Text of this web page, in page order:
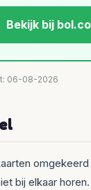
Bekijk bij
06-08-2026
bij elkaar